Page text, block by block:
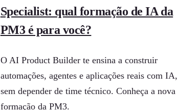
Specialist: qual formação de IA da
PM3 é para você?
O AI Product Builder te ensina a construir
automações, agentes e aplicações reais com IA,
sem depender de time técnico. Conheça a nova
formação da PM3.